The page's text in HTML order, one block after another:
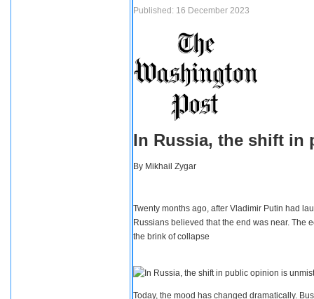
Published: 16 December 2023
In Russia, the shift in
By Mikhail Zygar
Twenty months ago, after Vladimir Putin had
Russians believed that the end was near. The
the brink of collapse
Today, the mood has changed dramatically.